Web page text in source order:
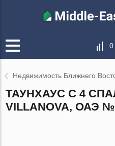
0
Недвижимость Ближнего
ТАУНХАУС С 4
VILLANOVA, ОАЭ